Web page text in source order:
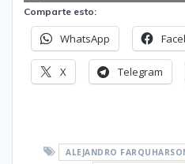
Comparte esto:
WhatsApp
X Telegram
ALEJANDRO